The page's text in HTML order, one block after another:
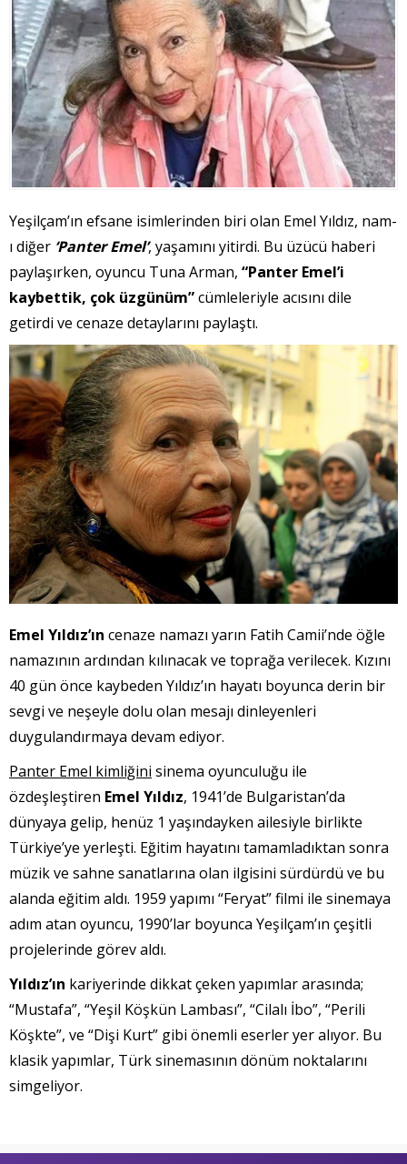
Yeşilçam’ın efsane isimlerinden biri olan Emel Yıldız, nam-
ı diğer ‘Panter Emel’, yaşamını yitirdi. Bu üzücü haberi
paylaşırken, oyuncu Tuna Arman, “Panter Emel’i
kaybettik, çok üzgünüm”cümleleriyle acısını dile
getirdi ve cenaze detaylarını paylaştı.
Emel Yıldız’ın cenaze namazı yarın Fatih Camii’nde öğle
namazının ardından kılınacak ve toprağa verilecek. Kızını
40 gün önce kaybeden Yıldız’ın hayatı boyunca derin bir
sevgi ve neşeyle dolu olan mesajı dinleyenleri
duygulandırmaya devam ediyor.
Panter Emel kimliğini sinema oyunculuğu ile
özdeşleştiren Emel Yıldız, 1941’de Bulgaristan’da
dünyaya gelip, henüz 1 yaşındayken ailesiyle birlikte
Türkiye’ye yerleşti. Eğitim hayatını tamamladıktan sonra
müzik ve sahne sanatlarına olan ilgisini sürdürdü ve bu
alanda eğitim aldı. 1959 yapımı “Feryat” filmi ile sinemaya
adım atan oyuncu, 1990’lar boyunca Yeşilçam’ın çeşitli
projelerinde görev aldı.
Yıldız’ın kariyerinde dikkat çeken yapımlar arasında;
“Mustafa”, “Yeşil Köşkün Lambası”, “Cilalı İbo”, “Perili
Köşkte”, ve “Dişi Kurt” gibi önemli eserler yer alıyor. Bu
klasik yapımlar, Türk sinemasının dönüm noktalarını
simgeliyor.